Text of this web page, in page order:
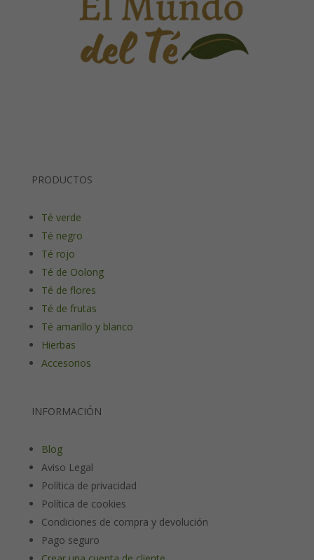
PRODUCTOS
Té verde
Té negro
Té rojo
Té de Oolong
Té de flores
Té de frutas
Té amarillo y blanco
Hierbas
Accesorios
INFORMACIÓN
Blog
Aviso Legal
Política de privacidad
Política de cookies
Condiciones de compra y devolución
Pago seguro